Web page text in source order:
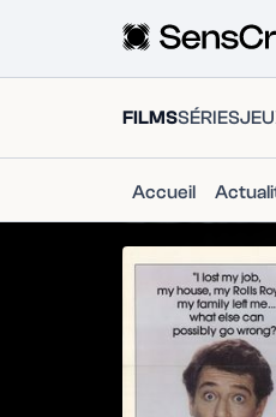
FILMSSÉRIES
Accueil